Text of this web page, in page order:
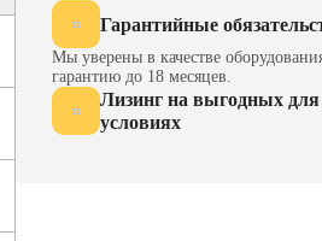
Гарантийные
Мы уверены в качестве
гарантию до 18 месяцев.
Лизинг на выгодных для
условиях